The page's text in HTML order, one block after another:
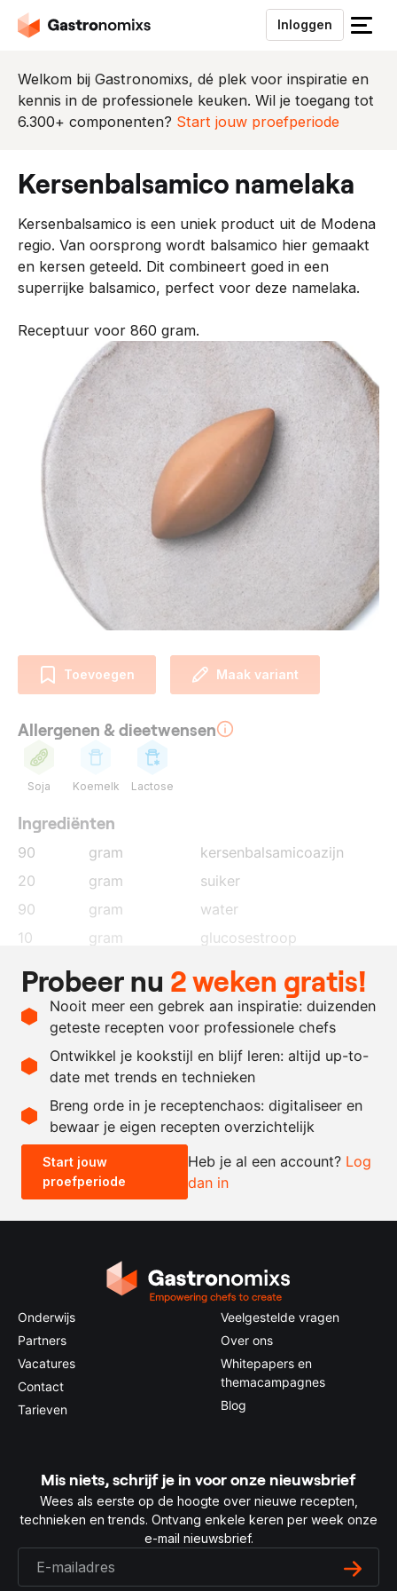
Inloggen
S
u
i
t
e
n
Welkom bij Gastronomixs, dé plek voor inspiratie en
kennis in de professionele keuken. Wil je toegang tot
6.300+ componenten? Start jouw proefperiode
kersenbalsamico namelaka
Kersenbalsamico is een uniek product uit de Modena
regio. Van oorsprong wordt balsamico hier gemaakt
en kersen geteeld. Dit combineert goed in een
superrijke balsamico, perfect voor deze namelaka.
Receptuur voor 860 gram.
Toevoegen Maak variant
Allergenen & dieetwensen
Soja Koemelk Lactose
Ingrediënten
90 gram
kersenbalsamicoazijn
20
gram
suiker
90
gram
water
10
gram
glucosestroop
koud water
250
gram
pure chocolade
Recept omrekenen
- +
0.5x 1x 2x
Probeer nu 2 weken gratis!
Nooit meer een gebrek aan inspiratie: duizenden
geteste recepten voor professionele chefs
Ontwikkel je kookstijl en blijf leren: altijd up-to-
date met trends en technieken
Breng orde in je receptenchaos: digitaliseer en
bewaar je eigen recepten overzichtelijk
Start jouw
proefperiode
Heb je al een account? Log
dan in
Onderwijs
Partners
Vacatures
Contact
Tarieven
Veelgestelde vragen
Over ons
Whitepapers en
themacampagnes
Blog
Mis niets, schrijf je in voor onze nieuwsbrief
Wees als eerste op de hoogte over nieuwe recepten,
technieken en trends. Ontvang enkele keren per week onze
e-mail nieuwsbrief.